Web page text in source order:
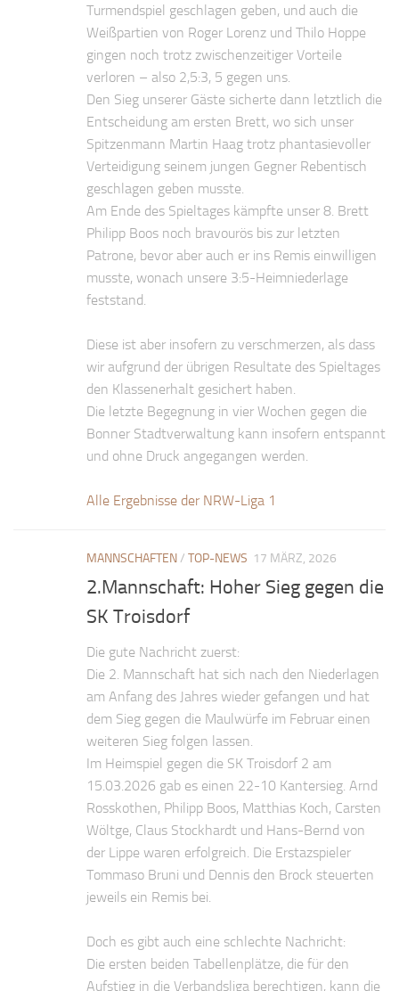
Turmendspiel geschlagen geben, und auch die
Weißpartien von Roger Lorenz und Thilo Hoppe
gingen noch trotz zwischenzeitiger Vorteile
verloren – also 2,5:3, 5 gegen uns.
Den Sieg unserer Gäste sicherte dann letztlich die
Entscheidung am ersten Brett, wo sich unser
Spitzenmann Martin Haag trotz phantasievoller
Verteidigung seinem jungen Gegner Rebentisch
geschlagen geben musste.
Am Ende des Spieltages kämpfte unser 8. Brett
Philipp Boos noch bravourös bis zur letzten
Patrone, bevor aber auch er ins Remis einwilligen
musste, wonach unsere 3:5-Heimniederlage
feststand.
Diese ist aber insofern zu verschmerzen, als dass
wir aufgrund der übrigen Resultate des Spieltages
den Klassenerhalt gesichert haben.
Die letzte Begegnung in vier Wochen gegen die
Bonner Stadtverwaltung kann insofern entspannt
und ohne Druck angegangen werden.
Alle Ergebnisse der NRW-Liga 1
MANNSCHAFTEN/ TOP-NEWS 17 MÄRZ, 2026
2.Mannschaft: Hoher Sieg gegen die
SK Troisdorf
Die gute Nachricht zuerst:
Die 2. Mannschaft hat sich nach den Niederlagen
am Anfang des Jahres wieder gefangen und hat
dem Sieg gegen die Maulwürfe im Februar einen
weiteren Sieg folgen lassen.
Im Heimspiel gegen die SK Troisdorf 2 am
15.03.2026 gab es einen 22-10 Kantersieg. Arnd
Rosskothen, Philipp Boos, Matthias Koch, Carsten
Wöltge, Claus Stockhardt und Hans-Bernd von
der Lippe waren erfolgreich. Die Erstazspieler
Tommaso Bruni und Dennis den Brock steuerten
jeweils ein Remis bei.
Doch es gibt auch eine schlechte Nachricht:
Die ersten beiden Tabellenplätze, die für den
Aufstieg in die Verbandsliga berechtigen, kann die